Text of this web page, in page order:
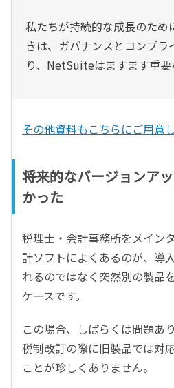
私たちが持続的な成長のため
きは、ガバナンスとコンプラ
り、NetSuiteはますます重
その他資料もこちらにご用意
将来的なバージョンア
かった
税理士・会計事務所をメイン
計ソフトによくあるのが、導
れるのではなく突然別の製品
ケースです。
この場合、しばらくは問題あ
税制改訂の際に旧製品では対
ことが珍しくありません。